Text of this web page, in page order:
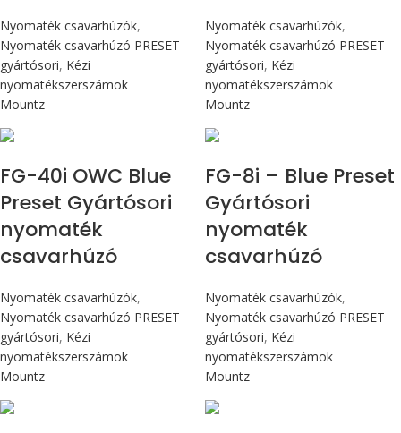
Nyomaték csavarhúzók,
Nyomaték csavarhúzó PRESET
gyártósori, Kézi
nyomatékszerszámok
Mountz
Nyomaték csavarhúzók,
Nyomaték csavarhúzó PRESET
gyártósori, Kézi
nyomatékszerszámok
Mountz
FG-40i OWC Blue
Preset Gyártósori
nyomaték
csavarhúzó
Nyomaték csavarhúzók,
Nyomaték csavarhúzó PRESET
gyártósori, Kézi
nyomatékszerszámok
Mountz
FG-8i – Blue Preset
Gyártósori
nyomaték
csavarhúzó
Nyomaték csavarhúzók,
Nyomaték csavarhúzó PRESET
gyártósori, Kézi
nyomatékszerszámok
Mountz